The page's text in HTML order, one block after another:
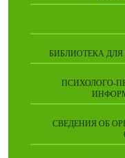
БИБЛИОТЕКА ДЛЯ
ПСИХОЛОГО-
СВЕДЕНИЯ ОБ